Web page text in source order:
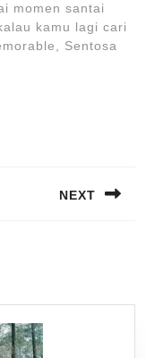
momen santai
kamu lagi cari
Sentosa
NEXT